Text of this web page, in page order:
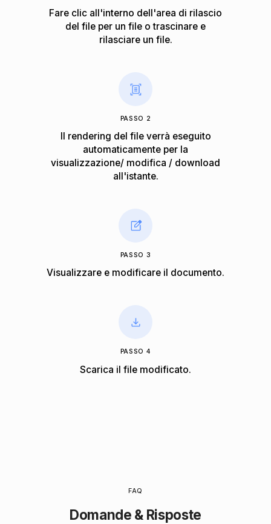
Fare clic all'interno dell'area di rilascio
del file per un file o trascinare e
rilasciare un file.
PASSO 2
Il rendering del file verrà eseguito
automaticamente per la
visualizzazione/ modifica / download
all'istante.
PASSO 3
Visualizzare e modificare il documento.
PASSO 4
Scarica il file modificato.
FAQ
Domande & Risposte